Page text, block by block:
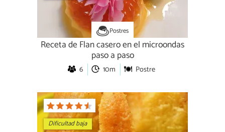
Postres
Receta de Flan casero en el microondas
paso a paso
6 10m Postre
Dificultad baja